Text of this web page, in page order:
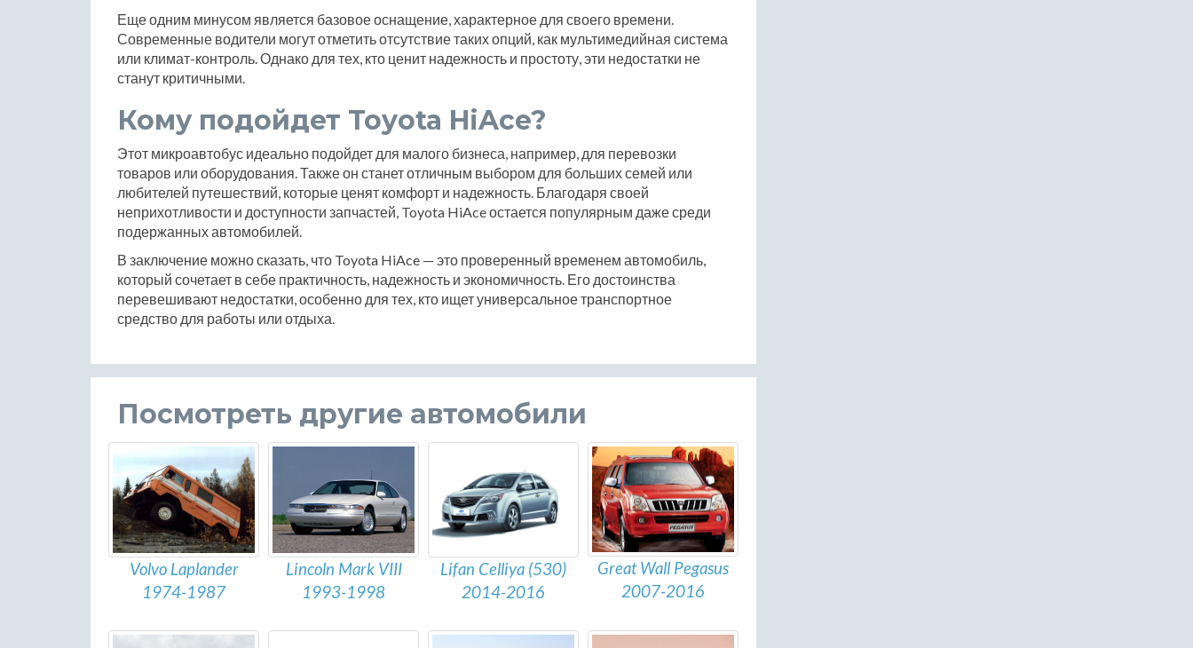
Еще одним минусом является базовое оснащение, характерное для своего времени.
Современные водители могут отметить отсутствие таких опций, как мультимедийная система
или климат-контроль. Однако для тех, кто ценит надежность и простоту, эти недостатки не
станут критичными.
Кому подойдет Toyota HiAce?
Этот микроавтобус идеально подойдет для малого бизнеса, например, для перевозки
товаров или оборудования. Также он станет отличным выбором для больших семей или
любителей путешествий, которые ценят комфорт и надежность. Благодаря своей
неприхотливости и доступности запчастей, Toyota HiAce остается популярным даже среди
подержанных автомобилей.
В заключение можно сказать, что Toyota HiAce — это проверенный временем автомобиль,
который сочетает в себе практичность, надежность и экономичность. Его достоинства
перевешивают недостатки, особенно для тех, кто ищет универсальное транспортное
средство для работы или отдыха.
Посмотреть другие автомобили
Volvo Laplander
1974-1987
Lincoln Mark VIII
1993-1998
Lifan Celliya (530)
2014-2016
Great Wall Pegasus
2007-2016